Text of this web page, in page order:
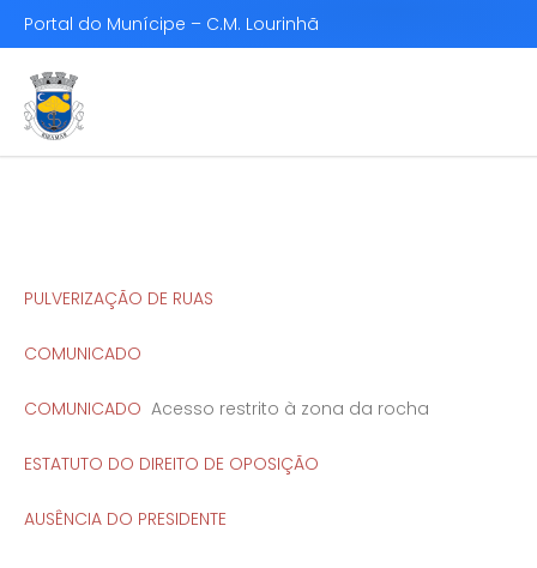
Portal do Munícipe – C.M. Lourinhã
PULVERIZAÇÃO DE RUAS
COMUNICADO
COMUNICADO Acesso restrito à zona da rocha
ESTATUTO DO DIREITO DE OPOSIÇÃO
AUSÊNCIA DO PRESIDENTE